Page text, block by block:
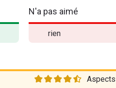
N'a pas aimé
rien